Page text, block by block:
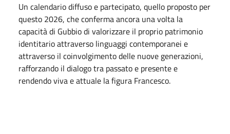
Un calendario diffuso e partecipato, quello proposto per
questo 2026, che conferma ancora una volta la
capacità di Gubbio di valorizzare il proprio patrimonio
identitario attraverso linguaggi contemporanei e
attraverso il coinvolgimento delle nuove generazioni,
rafforzando il dialogo tra passato e presente e
rendendo viva e attuale la figura Francesco.